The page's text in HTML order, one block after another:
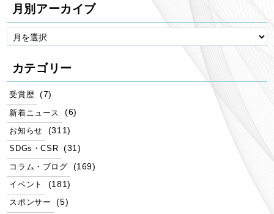
月別アーカイブ
カテゴリー
受賞歴 (7)
新着ニュース (6)
お知らせ (311)
SDGs・CSR (31)
コラム・ブログ (169)
イベント (181)
スポンサー (5)